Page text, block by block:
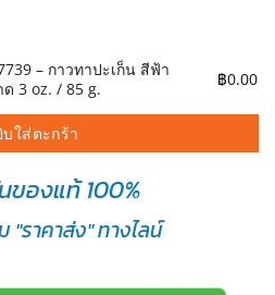
าวทาปะเก็น สีฟ้า ชนิดพิเศษ ขนาด 3
– กาวทาปะเก็น สีฟ้า
3 oz. / 85 g.
฿0.00
ใส่ตะกร้า
ของแท้ 100%
"ราคาส่ง" ทางไลน์